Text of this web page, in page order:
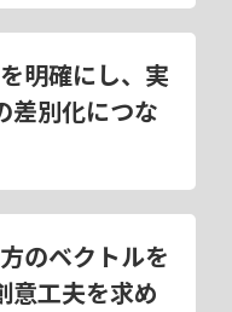
明確にし、実
差別化につな
のベクトルを
意工夫を求め